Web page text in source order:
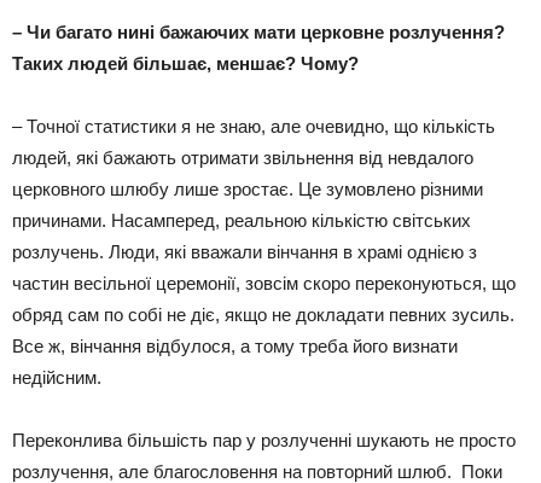
– Чи багато нині бажаючих мати церковне розлучення?
Таких людей більшає, меншає? Чому?
– Точної статистики я не знаю, але очевидно, що кількість
людей, які бажають отримати звільнення від невдалого
церковного шлюбу лише зростає. Це зумовлено різними
причинами. Насамперед, реальною кількістю світських
розлучень. Люди, які вважали вінчання в храмі однією з
частин весільної церемонії, зовсім скоро переконуються, що
обряд сам по собі не діє, якщо не докладати певних зусиль.
Все ж, вінчання відбулося, а тому треба його визнати
недійсним.
Переконлива більшість пар у розлученні шукають не просто
розлучення, але благословення на повторний шлюб. Поки